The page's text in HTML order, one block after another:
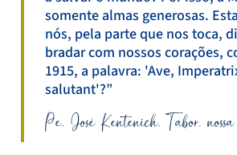
somente almas generosas.
nós, pela parte que nos toca,
bradar com nossos corações,
1915, a palavra: 'Ave,
salutant'?”
Pe. José Kentenich. Tabor, nossa